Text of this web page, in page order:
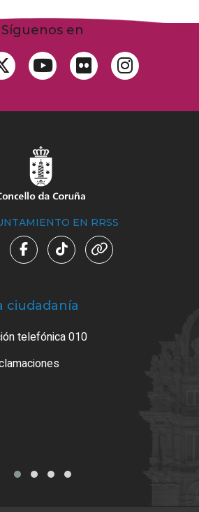
Síguenos en
EN RRSS
ciudadanía
telefónica 010